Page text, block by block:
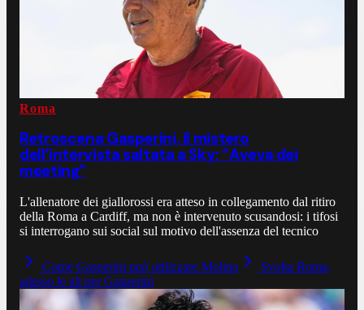
Roma
Retroscena Gasperini, il mistero
dell’intervista saltata a Sky: “Aveva dei
meeting”
L'allenatore dei giallorossi era atteso in collegamento dal ritiro
della Roma a Cardiff, ma non è intervenuto scusandosi: i tifosi
si interrogano sui social sul motivo dell'assenza del tecnico
Come Gasperini può utilizzare Molina
Svolta Roma,
adesso le ali per Gasperini